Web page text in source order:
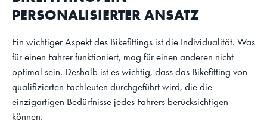
PERSONALISIERTER ANSATZ
Ein wichtiger Aspekt des Bikefittings ist die Individualität. Was
für einen Fahrer funktioniert, mag für einen anderen nicht
optimal sein. Deshalb ist es wichtig, dass das Bikefitting von
qualifizierten Fachleuten durchgeführt wird, die die
einzigartigen Bedürfnisse jedes Fahrers berücksichtigen
können.